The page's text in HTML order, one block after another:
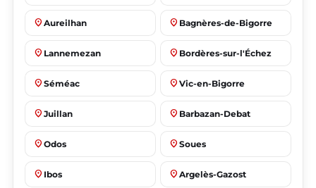
place Aureilhan place Bagnères-de-Bigorre
place Lannemezan place Bordères-sur-l'Échez
place Séméac place Vic-en-Bigorre
place Juillan place Barbazan-Debat
place Odos place Soues
place Ibos place Argelès-Gazost